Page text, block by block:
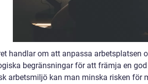
handlar om att anpassa arbetsplatsen
begränsningar för att främja en
arbetsmiljö kan man minska risken för